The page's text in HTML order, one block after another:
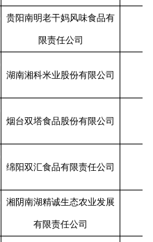
贵阳南明老干妈风味食品有
限责任公司
湖南湘科米业股份有限公司
烟台双塔食品股份有限公司
绵阳双汇食品有限责任公司
湘阴南湖精诚生态农业发展
有限责任公司